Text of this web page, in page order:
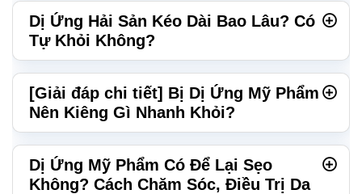
Dị Ứng Hải Sản Kéo Dài Bao Lâu? Có
Tự Khỏi Không?
[Giải đáp chi tiết] Bị Dị Ứng Mỹ Phẩm
Nên Kiêng Gì Nhanh Khỏi?
Dị Ứng Mỹ Phẩm Có Để Lại Sẹo
Không? Cách Chăm Sóc, Điều Trị Da